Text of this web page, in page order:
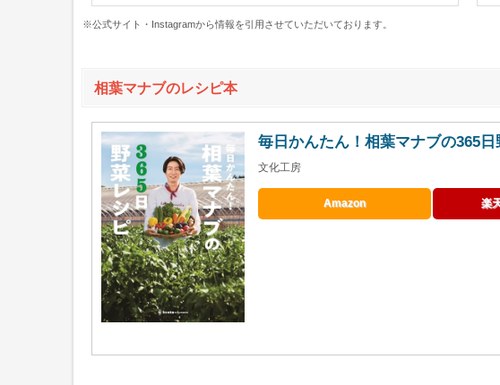
※公式サイト・Instagramから情報を引用させていただいております。
相葉マナブのレシピ本
毎日かんたん！相葉マナブの365
文化工房
Amazon 楽